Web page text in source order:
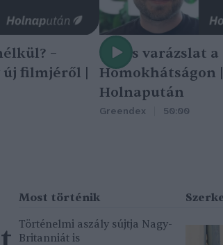
–
filmjéről |
Nincs varázslat a
Homokhátságon |
Holnapután
Greendex 50:00
Történelmi aszály sújtja Nagy-
Britanniát is